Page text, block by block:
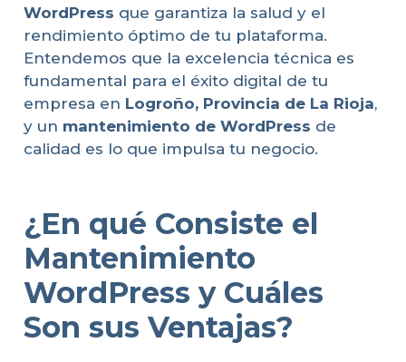
WordPress que garantiza la salud y el
rendimiento óptimo de tu plataforma.
Entendemos que la excelencia técnica es
fundamental para el éxito digital de tu
empresa en Logroño, Provincia de La Rioja,
y un mantenimiento de WordPress de
calidad es lo que impulsa tu negocio.
¿En qué Consiste el
Mantenimiento
WordPress y Cuáles
Son sus Ventajas?